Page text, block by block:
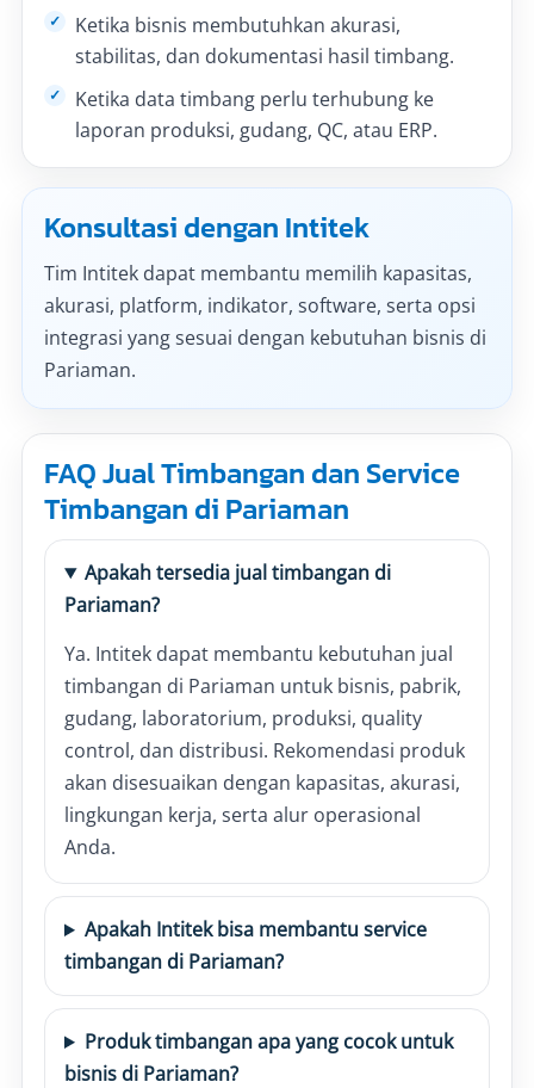
Ketika bisnis membutuhkan akurasi,
stabilitas, dan dokumentasi hasil timbang.
Ketika data timbang perlu terhubung ke
laporan produksi, gudang, QC, atau ERP.
Konsultasi dengan Intitek
Tim Intitek dapat membantu memilih kapasitas,
akurasi, platform, indikator, software, serta opsi
integrasi yang sesuai dengan kebutuhan bisnis di
Pariaman.
FAQ Jual Timbangan dan Service
Timbangan di Pariaman
Apakah tersedia jual timbangan di
Pariaman?
Ya. Intitek dapat membantu kebutuhan jual
timbangan di Pariaman untuk bisnis, pabrik,
gudang, laboratorium, produksi, quality
control, dan distribusi. Rekomendasi produk
akan disesuaikan dengan kapasitas, akurasi,
lingkungan kerja, serta alur operasional
Anda.
Apakah Intitek bisa membantu service
timbangan di Pariaman?
Produk timbangan apa yang cocok untuk
bisnis di Pariaman?